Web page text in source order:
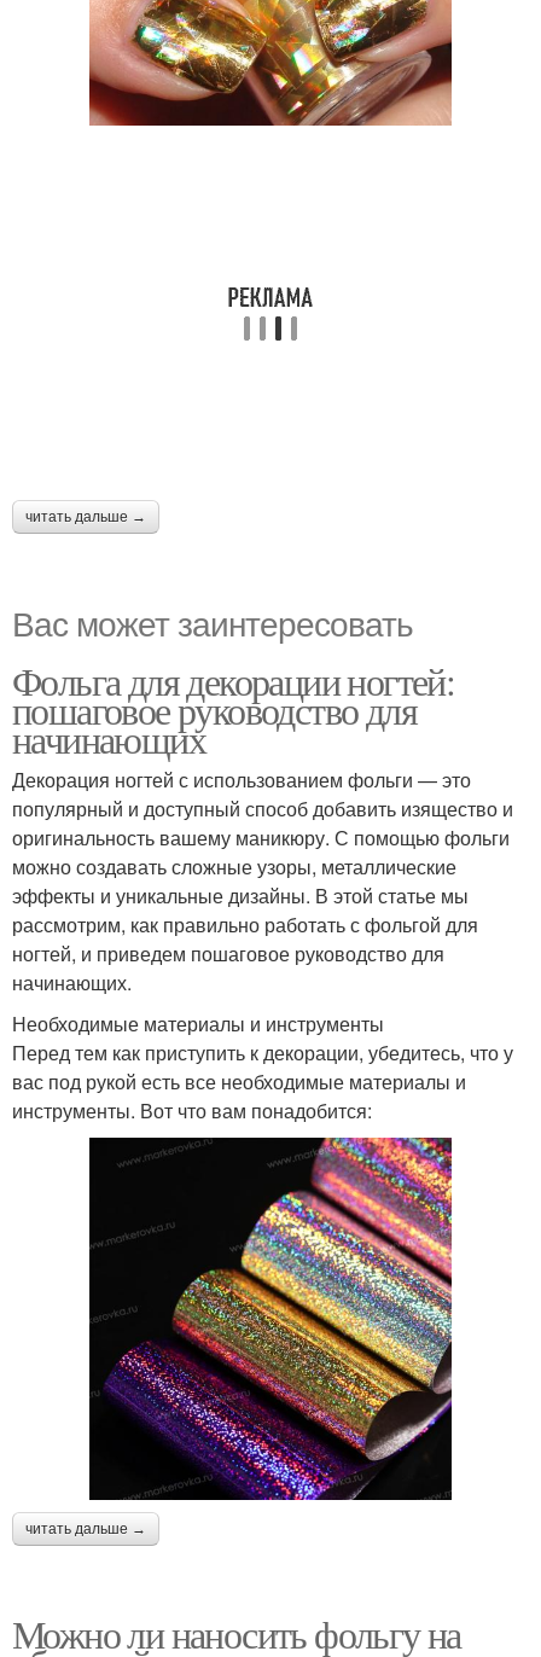
читать дальше →
Вас может заинтересовать
Фольга для декорации ногтей:
пошаговое руководство для
начинающих
Декорация ногтей с использованием фольги — это
популярный и доступный способ добавить изящество и
оригинальность вашему маникюру. С помощью фольги
можно создавать сложные узоры, металлические
эффекты и уникальные дизайны. В этой статье мы
рассмотрим, как правильно работать с фольгой для
ногтей, и приведем пошаговое руководство для
начинающих.
Необходимые материалы и инструменты
Перед тем как приступить к декорации, убедитесь, что у
вас под рукой есть все необходимые материалы и
инструменты. Вот что вам понадобится:
читать дальше →
Можно ли наносить фольгу на